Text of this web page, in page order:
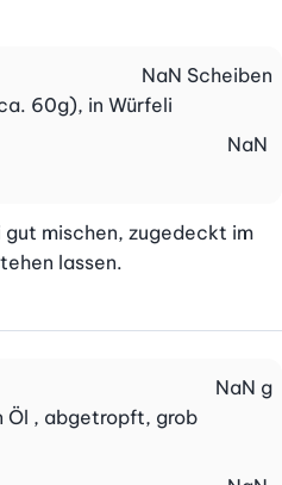
60g), in Würfeli
NaN Scheiben
NaN
gut mischen, zugedeckt im
lassen.
Öl , abgetropft, grob
NaN g